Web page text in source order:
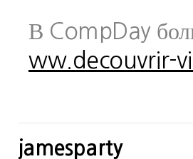
В CompDay
ww.decouvrir-
jamesparty